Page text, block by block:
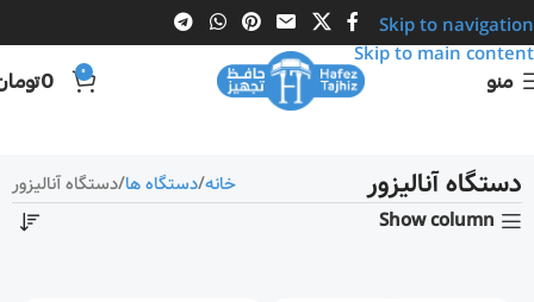
Skip to navigation
Skip to main content
منو 0
0
دستگاه آنالیزور خانه دستگاه ها دستگاه آنالیزور
Show column